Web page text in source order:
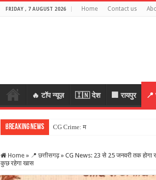
FRIDAY , 7 AUGUST 2026 Home Contact us
🔥 टॉप न्यूज़ 🇮🇳 देश 🏢 रायपुर 📍
Breaking News CG Crime: महिला के जेवर लेकर भागे आरोपी,
Home » 📍 छत्तीसगढ़ » CG News: 23 से 25 जनवरी तक होगा
कुछ रहेगा खास